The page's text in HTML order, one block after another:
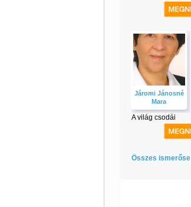
Járomi Jánosné
Mara
A világ csodái
Összes ismerőse